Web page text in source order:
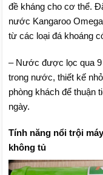
đề kháng cho cơ thể.
nước Kangaroo
từ các loại đá khoáng
– Nước được lọc qua 9
trong nước, thiết kế
phòng khách để thuận
ngày.
Tính năng nổi trội
không tủ